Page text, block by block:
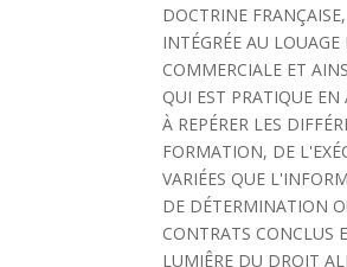
DOCTRINE
INTÉGRÉE AU
COMMERCIALE ET
QUI EST PRATIQUE
À REPÉRER LES
FORMATION, DE
VARIÉES QUE
DE DÉTERMINATION
CONTRATS CONCLUS
LUMIÊRE DU DROIT